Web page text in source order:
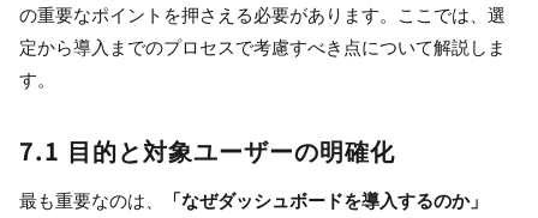
の重要なポイントを押さえる必要があります。ここでは、選
定から導入までのプロセスで考慮すべき点について解説しま
す。
7.1 目的と対象ユーザーの明確化
最も重要なのは、
「なぜダッシュボードを導入するのか」